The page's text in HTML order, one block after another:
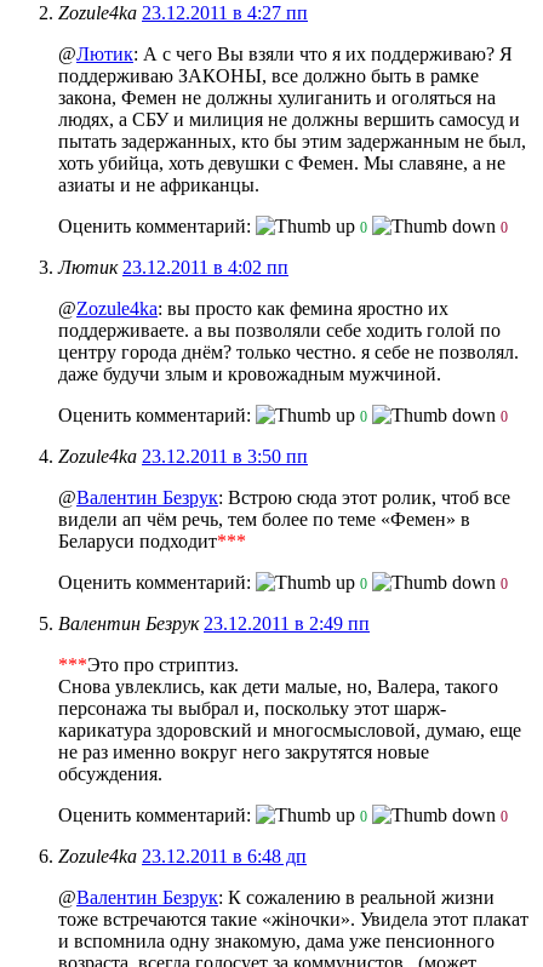
Zozule4ka 23.12.2011 в 4:27 пп
@Лютик: А с чего Вы взяли что я их поддерживаю? Я
поддерживаю ЗАКОНЫ, все должно быть в рамке
закона, Фемен не должны хулиганить и оголяться на
людях, а СБУ и милиция не должны вершить самосуд и
пытать задержанных, кто бы этим задержанным не был,
хоть убийца, хоть девушки с Фемен. Мы славяне, а не
азиаты и не африканцы.
Оценить комментарий:
0 0
Лютик 23.12.2011 в 4:02 пп
@Zozule4ka: вы просто как фемина яростно их
поддерживаете. а вы позволяли себе ходить голой по
центру города днём? только честно. я себе не позволял.
даже будучи злым и кровожадным мужчиной.
Оценить комментарий:
0 0
Zozule4ka 23.12.2011 в 3:50 пп
@Валентин Безрук: Встрою сюда этот ролик, чтоб все
видели ап чём речь, тем более по теме «Фемен» в
Беларуси подходит***
Оценить комментарий:
0 0
Валентин Безрук 23.12.2011 в 2:49 пп
***Это про стриптиз.
Снова увлеклись, как дети малые, но, Валера, такого
персонажа ты выбрал и, поскольку этот шарж-
карикатура здоровский и многосмысловой, думаю, еще
не раз именно вокруг него закрутятся новые
обсуждения.
Оценить комментарий:
0 0
Zozule4ka 23.12.2011 в 6:48 дп
@Валентин Безрук: К сожалению в реальной жизни
тоже встречаются такие «жіночки». Увидела этот плакат
и вспомнила одну знакомую, дама уже пенсионного
возраста, всегда голосует за коммунистов
, (может